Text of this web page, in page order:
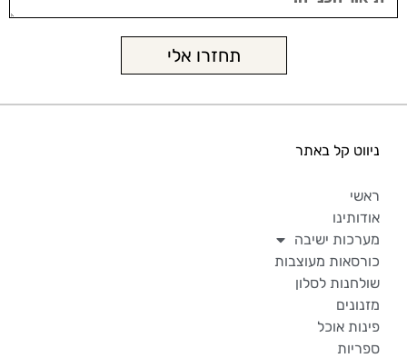
תחזרו אלי
ניווט קל באתר
ראשי
אודותינו
מערכות ישיבה
כורסאות מעוצבות
שולחנות לסלון
מזנונים
פינות אוכל
ספריות